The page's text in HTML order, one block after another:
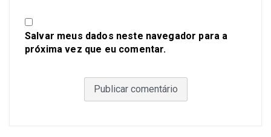
Salvar meus dados neste navegador para a
próxima vez que eu comentar.